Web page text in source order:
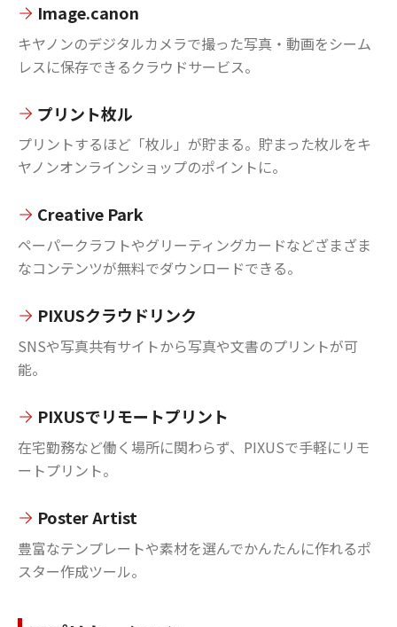
Image.canon
キヤノンのデジタルカメラで撮った写真・動画をシーム
レスに保存できるクラウドサービス。
プリント枚ル
プリントするほど「枚ル」が貯まる。貯まった枚ルをキ
ヤノンオンラインショップのポイントに。
Creative Park
ペーパークラフトやグリーティングカードなどざまざま
なコンテンツが無料でダウンロードできる。
PIXUSクラウドリンク
SNSや写真共有サイトから写真や文書のプリントが可
能。
PIXUSでリモートプリント
在宅勤務など働く場所に関わらず、PIXUSで手軽にリモ
ートプリント。
Poster Artist
豊富なテンプレートや素材を選んでかんたんに作れるポ
スター作成ツール。